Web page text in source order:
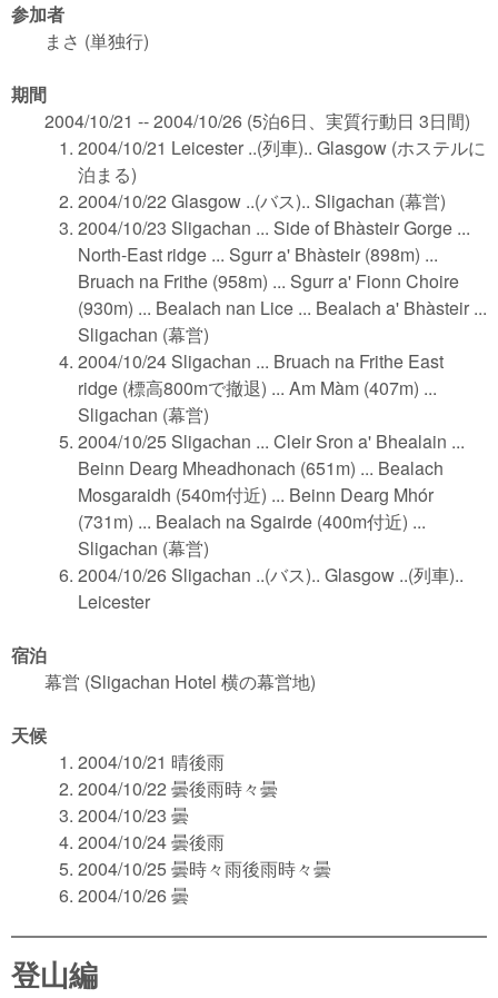
参加者
まさ (単独行)
期間
2004/10/21 -- 2004/10/26 (5泊6日、実質行動日 3日間)
2004/10/21 Leicester ..(列車).. Glasgow (ホステルに
泊まる)
2004/10/22 Glasgow ..(バス).. Sligachan (幕営)
2004/10/23 Sligachan ... Side of Bhàsteir Gorge ...
North-East ridge ... Sgurr a' Bhàsteir (898m) ...
Bruach na Frithe (958m) ... Sgurr a' Fionn Choire
(930m) ... Bealach nan Lice ... Bealach a' Bhàsteir ...
Sligachan (幕営)
2004/10/24 Sligachan ... Bruach na Frithe East
ridge (標高800mで撤退) ... Am Màm (407m) ...
Sligachan (幕営)
2004/10/25 Sligachan ... Cleir Sron a' Bhealain ...
Beinn Dearg Mheadhonach (651m) ... Bealach
Mosgaraidh (540m付近) ... Beinn Dearg Mhór
(731m) ... Bealach na Sgairde (400m付近) ...
Sligachan (幕営)
2004/10/26 Sligachan ..(バス).. Glasgow ..(列車)..
Leicester
宿泊
幕営 (Sligachan Hotel 横の幕営地)
天候
2004/10/21 晴後雨
2004/10/22 曇後雨時々曇
2004/10/23 曇
2004/10/24 曇後雨
2004/10/25 曇時々雨後雨時々曇
2004/10/26 曇
登山編